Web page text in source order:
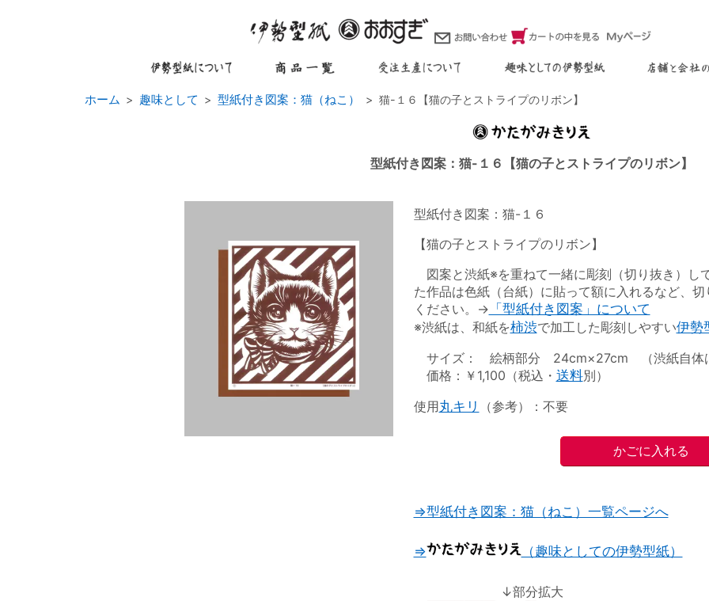
ホーム 趣味として 型紙付き図案：猫（ねこ） 猫-１６【猫の子とストライプのリボン】
型紙付き図案：猫-１６【猫の子とストライプのリボン】
型紙付き図案：猫-１６
【猫の子とストライプのリボン】
図案と渋紙※を重ねて一緒に彫刻（切り抜き）し
た作品は色紙（台紙）に貼って額に入れるなど、
ください。→ 「型紙付き図案」について
※渋紙は、和紙を柿渋で加工した彫刻しやすい伊勢
サイズ： 絵柄部分 24cm×27cm （渋紙自体
価格：￥1,100（税込・ 送料別）
使用丸キリ （参考）：不要
⇒型紙付き図案：猫（ねこ）一覧ページへ
⇒ （趣味としての伊勢型紙）
↓部分拡大